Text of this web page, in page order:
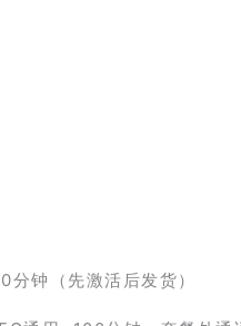
钟（先激活后发货）